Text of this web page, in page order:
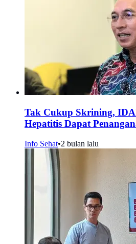
Tak Cukup Skrining,
Hepatitis Dapat
Info Sehat•2 bulan lalu